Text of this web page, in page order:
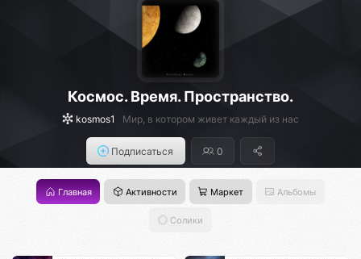
Космос. Время. Пространство.
kosmos1 Мир, в котором живет каждый из нас
Подписаться 0
Главная Активности Маркет Альбомы
Солики